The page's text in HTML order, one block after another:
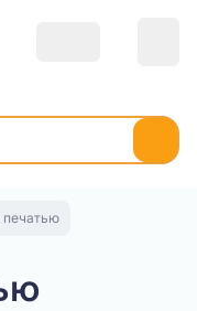
печатью